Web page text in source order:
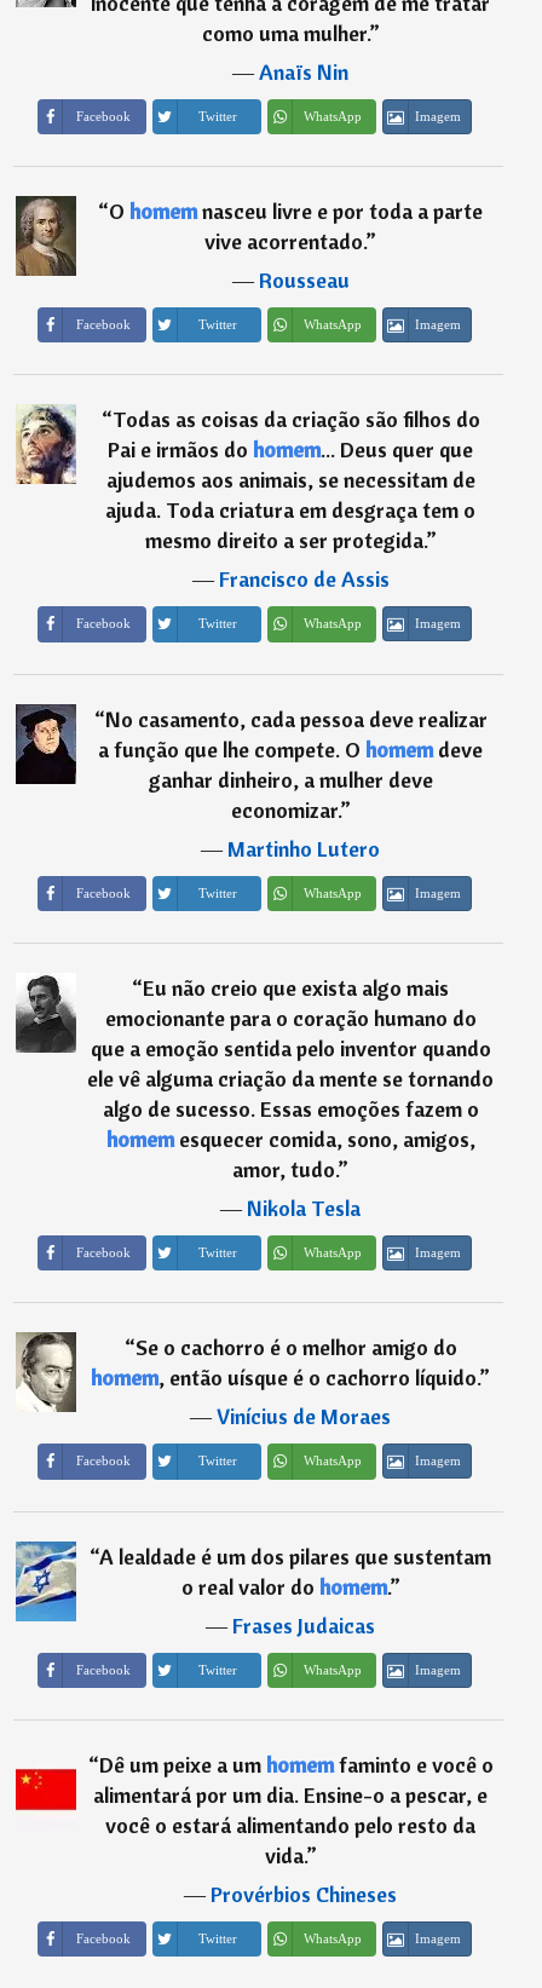
como uma mulher.”
―Anaïs Nin
Facebook Twitter WhatsApp Imagem
“O homemnasceu livre e por toda a parte
vive acorrentado.”
―Rousseau
Facebook Twitter WhatsApp Imagem
“Todas as coisas da criação são filhos do
Pai e irmãos do homem... Deus quer que
ajudemos aos animais, se necessitam de
ajuda. Toda criatura em desgraça tem o
mesmo direito a ser protegida.”
―Francisco de Assis
Facebook Twitter WhatsApp Imagem
“No casamento, cada pessoa deve realizar
a função que lhe compete. O homemdeve
ganhar dinheiro, a mulher deve
economizar.”
―Martinho Lutero
Facebook Twitter WhatsApp Imagem
“Eu não creio que exista algo mais
emocionante para o coração humano do
que a emoção sentida pelo inventor quando
ele vê alguma criação da mente se tornando
algo de sucesso. Essas emoções fazem o
homemesquecer comida, sono, amigos,
amor, tudo.”
―Nikola Tesla
Facebook Twitter WhatsApp Imagem
“Se o cachorro é o melhor amigo do
homem, então uísque é o cachorro líquido.”
―Vinícius de Moraes
Facebook Twitter WhatsApp Imagem
“A lealdade é um dos pilares que sustentam
o real valor do homem.”
―Frases Judaicas
Facebook Twitter WhatsApp Imagem
“Dê um peixe a um homemfaminto e você o
alimentará por um dia. Ensine-o a pescar, e
você o estará alimentando pelo resto da
vida.”
―Provérbios Chineses
Facebook Twitter WhatsApp Imagem